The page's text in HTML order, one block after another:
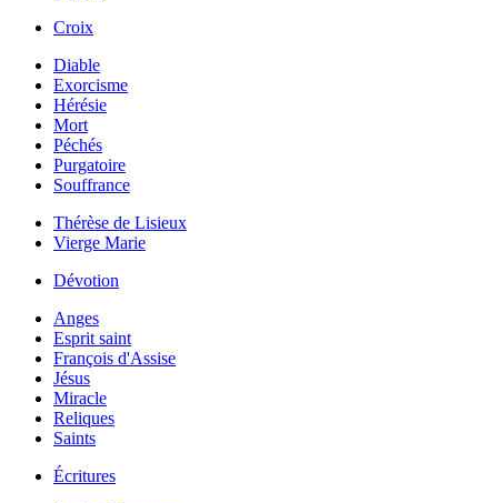
Croix
Diable
Exorcisme
Hérésie
Mort
Péchés
Purgatoire
Souffrance
Thérèse de Lisieux
Vierge Marie
Dévotion
Anges
Esprit saint
François d'Assise
Jésus
Miracle
Reliques
Saints
Écritures